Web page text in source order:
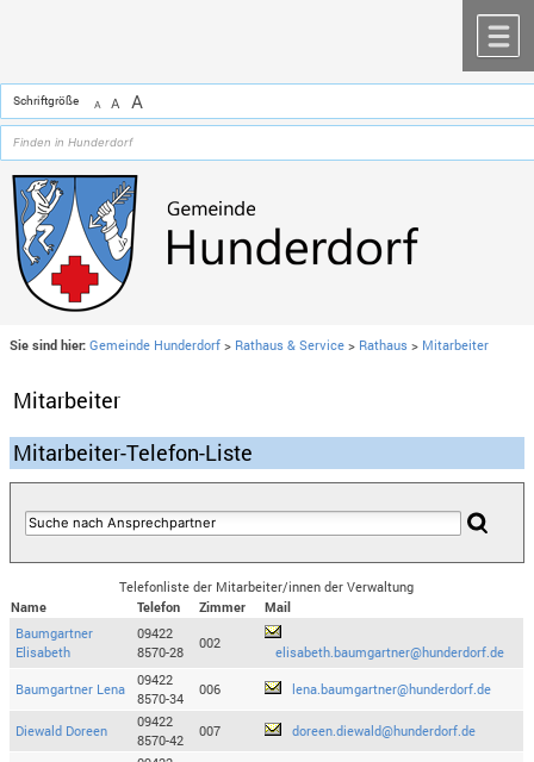
Schriftgröße A A A
Sie sind hier: Gemeinde Hunderdorf > Rathaus & Service > Rathaus > Mitarbeiter
Mitarbeiter
Mitarbeiter-Telefon-Liste
Telefonliste der Mitarbeiter/innen der Verwaltung
Name
Telefon Zimmer
Mail
Baumgartner
Elisabeth
09422
8570-28
002
elisabeth.baumgartner@hunderdorf.de
Baumgartner Lena
09422
8570-34
006 lena.baumgartner@hunderdorf.de
Diewald Doreen
09422
8570-42
007 doreen.diewald@hunderdorf.de